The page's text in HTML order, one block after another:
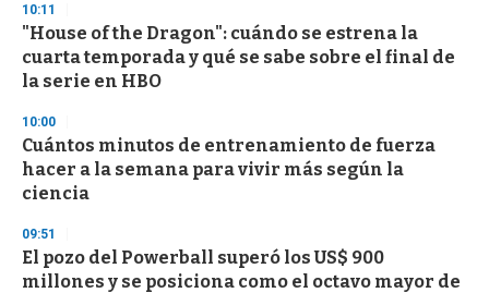
d
s
o
f
3
s
e
c
o
n
10:11
"House of the Dragon": cuándo se estrena la
cuarta temporada y qué se sabe sobre el final de
la serie en HBO
10:00
Cuántos minutos de entrenamiento de fuerza
hacer a la semana para vivir más según la
ciencia
09:51
El pozo del Powerball superó los US$ 900
millones y se posiciona como el octavo mayor de